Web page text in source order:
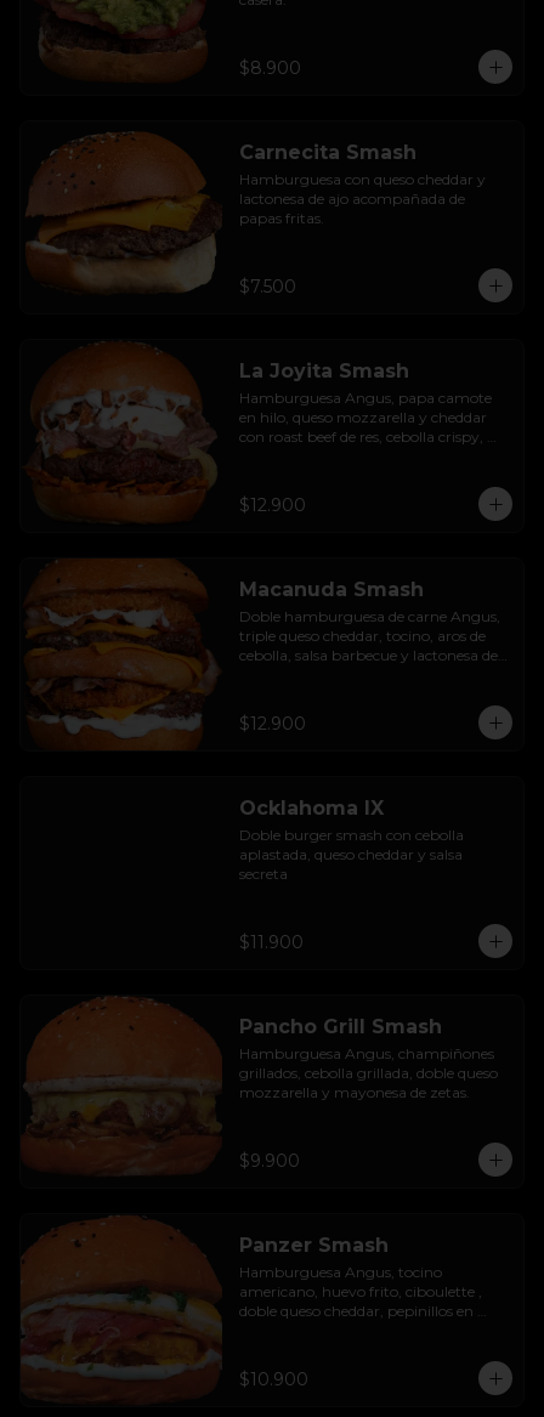
$8.900
Carnecita Smash
Hamburguesa con queso cheddar y
lactonesa de ajo acompañada de
papas fritas.
$7.500
La Joyita Smash
Hamburguesa Angus, papa camote
en hilo, queso mozzarella y cheddar
con roast beef de res, cebolla crispy,
$12.900
Macanuda Smash
Doble hamburguesa de carne Angus,
triple queso cheddar, tocino, aros de
cebolla, salsa barbecue y lactonesa de
$12.900
Ocklahoma IX
Doble burger smash con cebolla
aplastada, queso cheddar y salsa
secreta
$11.900
Pancho Grill Smash
Hamburguesa Angus, champiñones
grillados, cebolla grillada, doble queso
mozzarella y mayonesa de zetas.
$9.900
Panzer Smash
Hamburguesa Angus, tocino
americano, huevo frito, ciboulette ,
doble queso cheddar, pepinillos en
$10.900